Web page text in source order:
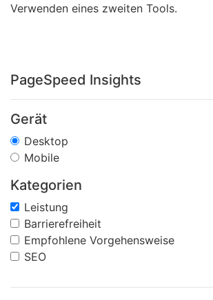
Verwenden eines zweiten Tools.
PageSpeed Insights
Gerät
Desktop
Mobile
Kategorien
Leistung
Barrierefreiheit
Empfohlene Vorgehensweise
SEO